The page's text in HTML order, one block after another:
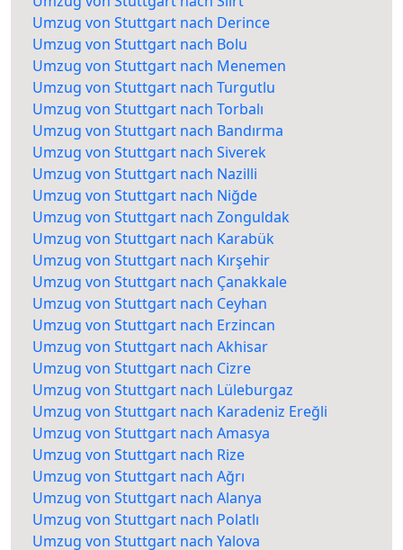
Umzug von Stuttgart nach Derince
Umzug von Stuttgart nach Bolu
Umzug von Stuttgart nach Menemen
Umzug von Stuttgart nach Turgutlu
Umzug von Stuttgart nach Torbalı
Umzug von Stuttgart nach Bandırma
Umzug von Stuttgart nach Siverek
Umzug von Stuttgart nach Nazilli
Umzug von Stuttgart nach Niğde
Umzug von Stuttgart nach Zonguldak
Umzug von Stuttgart nach Karabük
Umzug von Stuttgart nach Kırşehir
Umzug von Stuttgart nach Çanakkale
Umzug von Stuttgart nach Ceyhan
Umzug von Stuttgart nach Erzincan
Umzug von Stuttgart nach Akhisar
Umzug von Stuttgart nach Cizre
Umzug von Stuttgart nach Lüleburgaz
Umzug von Stuttgart nach Karadeniz Ereğli
Umzug von Stuttgart nach Amasya
Umzug von Stuttgart nach Rize
Umzug von Stuttgart nach Ağrı
Umzug von Stuttgart nach Alanya
Umzug von Stuttgart nach Polatlı
Umzug von Stuttgart nach Yalova